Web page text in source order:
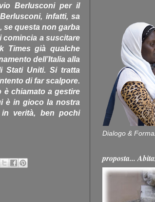
Berlusconi per il
infatti, sa
se questa non garba
comincia a suscitare
Times già qualche
dell’Italia alla
Stati Uniti. Si tratta
di far scalpore.
è chiamato a gestire
è in gioco la nostra
verità, ben pochi
Dialogo &
proposta...